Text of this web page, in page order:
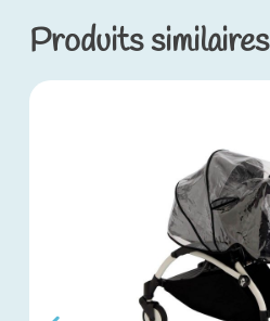
Produits similaires